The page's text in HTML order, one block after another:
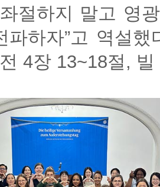
절하지 말고 영
파하자”고 역설
4장 13~18절,